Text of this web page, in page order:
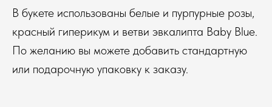
В букете использованы белые и пурпурные розы,
красный гиперикум и ветви эвкалипта Baby Blue.
По желанию вы можете добавить стандартную
или подарочную упаковку к заказу.